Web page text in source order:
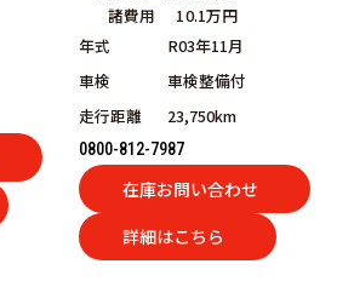
諸費用
10.1万円
年式
R03年11月
車検
車検整備付
走行距離
23,750km
0800-812-7987
在庫お問い合わせ
詳細はこちら